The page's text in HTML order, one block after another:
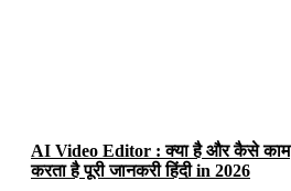
AI Video Editor : क्या है और कैसे काम
करता है पूरी जानकरी हिंदी in 2026